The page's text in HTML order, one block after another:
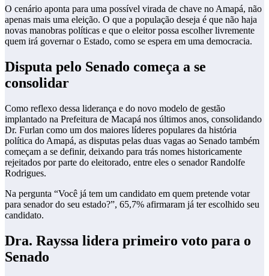
O cenário aponta para uma possível virada de chave no Amapá, não
apenas mais uma eleição. O que a população deseja é que não haja
novas manobras políticas e que o eleitor possa escolher livremente
quem irá governar o Estado, como se espera em uma democracia.
Disputa pelo Senado começa a se
consolidar
Como reflexo dessa liderança e do novo modelo de gestão
implantado na Prefeitura de Macapá nos últimos anos, consolidando
Dr. Furlan como um dos maiores líderes populares da história
política do Amapá, as disputas pelas duas vagas ao Senado também
começam a se definir, deixando para trás nomes historicamente
rejeitados por parte do eleitorado, entre eles o senador Randolfe
Rodrigues.
Na pergunta “Você já tem um candidato em quem pretende votar
para senador do seu estado?”, 65,7% afirmaram já ter escolhido seu
candidato.
Dra. Rayssa lidera primeiro voto para o
Senado